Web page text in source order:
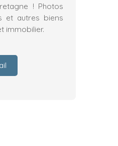
! Photos
et autres biens
immobilier.